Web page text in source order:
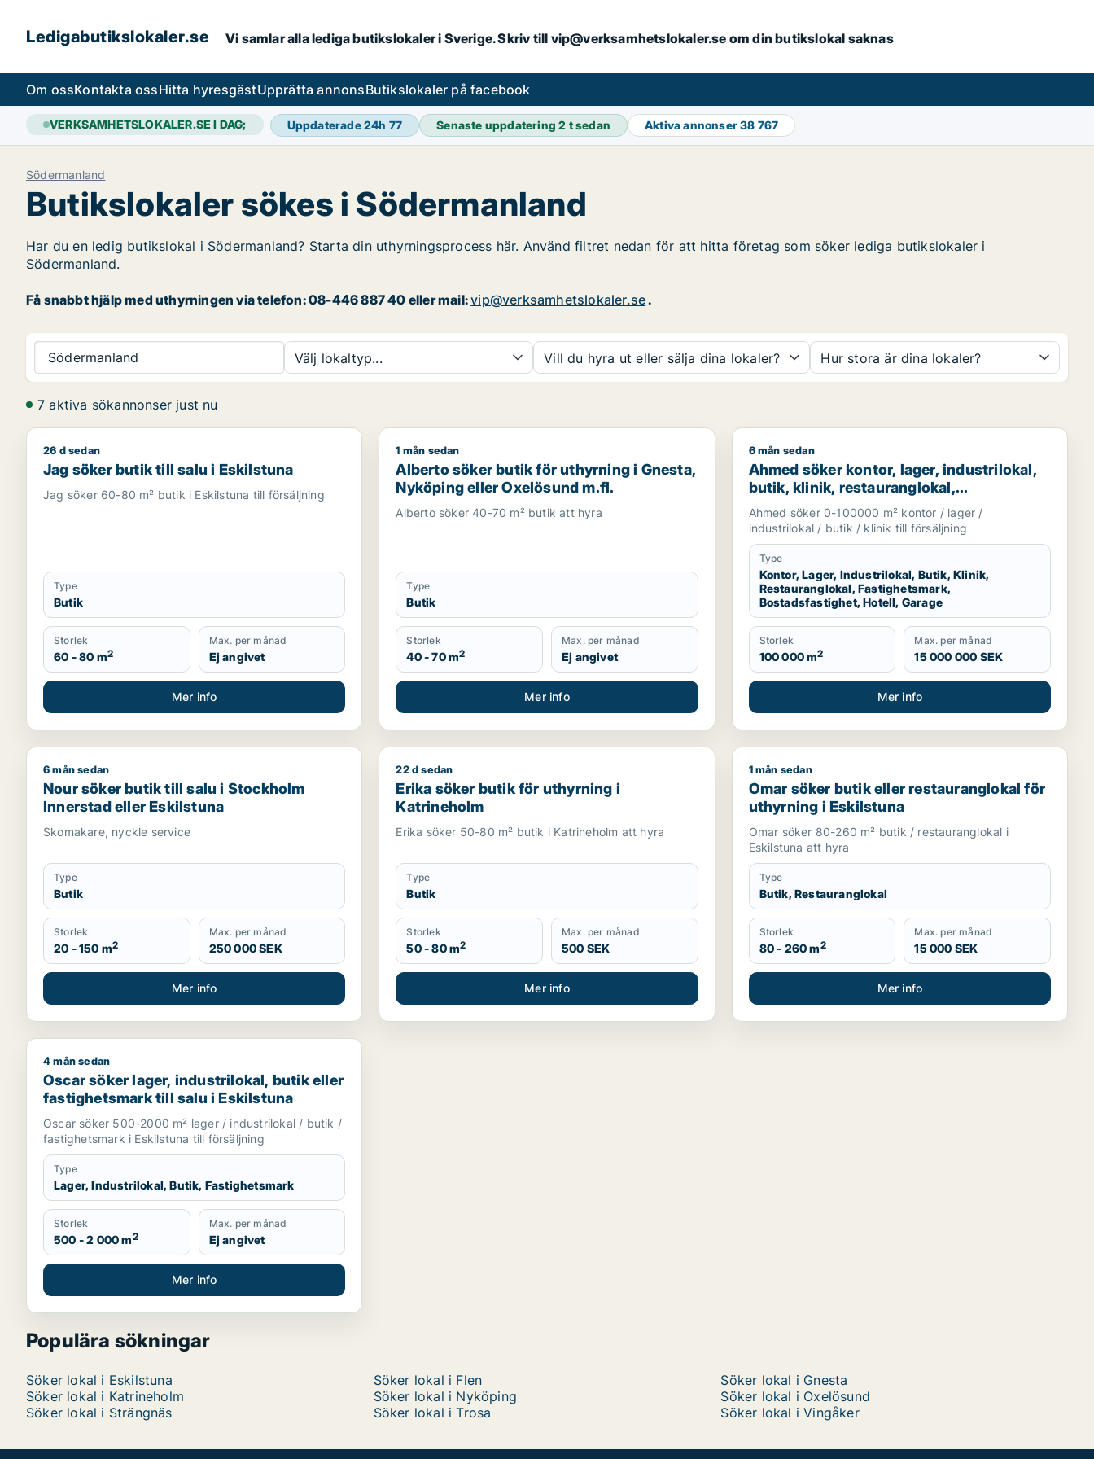
Ledigabutikslokaler.se Vi samlar alla lediga butikslokaler i Sverige. Skriv till vip@verksamhetslokaler.se om din butikslokal saknas
Om ossKontakta ossHitta hyresgästUpprätta annonsButikslokaler på facebook
VERKSAMHETSLOKALER.SE I DAG; Uppdaterade 24h 77 Senaste uppdatering2 t sedan Aktiva annonser38 767
Södermanland
Butikslokaler sökes i Södermanland
Har du en ledig butikslokal i Södermanland? Starta din uthyrningsprocess här. Använd filtret nedan för att hitta företag som söker lediga butikslokaler i
Södermanland.
Få snabbt hjälp med uthyrningen via telefon: 08-446 887 40 eller mail:vip@verksamhetslokaler.se.
Södermanland Välj lokaltyp... Vill du hyra ut eller sälja dina lokaler? Hur stora är dina lokaler?
7 aktiva sökannonser just nu
Jag söker butik till salu i Eskilstuna
26 d sedan
Jag söker butik till salu i Eskilstuna
Jag söker 60-80 m² butik i Eskilstuna till försäljning
Type
Butik
Storlek
60 - 80 m2
Max. per månad
Ej angivet
Mer info
Alberto söker butik för uthyrning i Gnesta, Nyköping eller Oxelösund m.fl.
1 mån sedan
Alberto söker butik för uthyrning i Gnesta,
Nyköping eller Oxelösund m.fl.
Alberto söker 40-70 m² butik att hyra
Type
Butik
Storlek
40 - 70 m2
Max. per månad
Ej angivet
Mer info
Ahmed söker kontor, lager, industrilokal, butik,
6 mån sedan
Ahmed söker kontor, lager, industrilokal,
butik, klinik, restauranglokal,
fastighetsmark, bostadsfastighet, hotell
eller garage till salu i Nyköping,
Katrineholm eller Finspång m.fl.
Ahmed söker 0-100000 m² kontor / lager /
industrilokal / butik / klinik till försäljning
Type
Kontor, Lager, Industrilokal, Butik, Klinik,
Restauranglokal, Fastighetsmark,
Bostadsfastighet, Hotell, Garage
Storlek
100 000 m2
Max. per månad
15 000 000 SEK
Mer info
Nour söker butik till salu i Stockholm Innerstad eller Eskilstuna
6 mån sedan
Nour söker butik till salu i Stockholm
Innerstad eller Eskilstuna
Skomakare, nyckle service
Type
Butik
Storlek
20 - 150 m2
Max. per månad
250 000 SEK
Mer info
Erika söker butik för uthyrning i Katrineholm
22 d sedan
Erika söker butik för uthyrning i
Katrineholm
Erika söker 50-80 m² butik i Katrineholm att hyra
Type
Butik
Storlek
50 - 80 m2
Max. per månad
500 SEK
Mer info
Omar söker butik eller restauranglokal för uthyrning i
1 mån sedan
Omar söker butik eller restauranglokal för
uthyrning i Eskilstuna
Omar söker 80-260 m² butik / restauranglokal i
Eskilstuna att hyra
Type
Butik, Restauranglokal
Storlek
80 - 260 m2
Max. per månad
15 000 SEK
Mer info
Oscar söker lager, industrilokal, butik eller fastighetsmark till salu i Eskilstuna
4 mån sedan
Oscar söker lager, industrilokal, butik eller
fastighetsmark till salu i Eskilstuna
Oscar söker 500-2000 m² lager / industrilokal / butik /
fastighetsmark i Eskilstuna till försäljning
Type
Lager, Industrilokal, Butik, Fastighetsmark
Storlek
500 - 2 000 m2
Max. per månad
Ej angivet
Mer info
Populära sökningar
Söker lokal i Eskilstuna Söker lokal i Flen
Söker lokal i Gnesta
Söker lokal i Katrineholm
Söker lokal i Nyköping
Söker lokal i Oxelösund
Söker lokal i Strängnäs
Söker lokal i Trosa Söker lokal i Vingåker